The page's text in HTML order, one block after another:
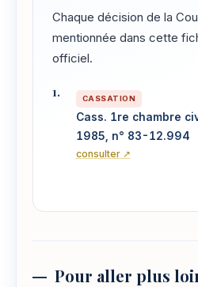
Chaque décision de la
mentionnée dans cette
officiel.
CASSATION
Cass. 1re chambre
1985, n° 83-12.994
consulter ↗
Pour aller plus